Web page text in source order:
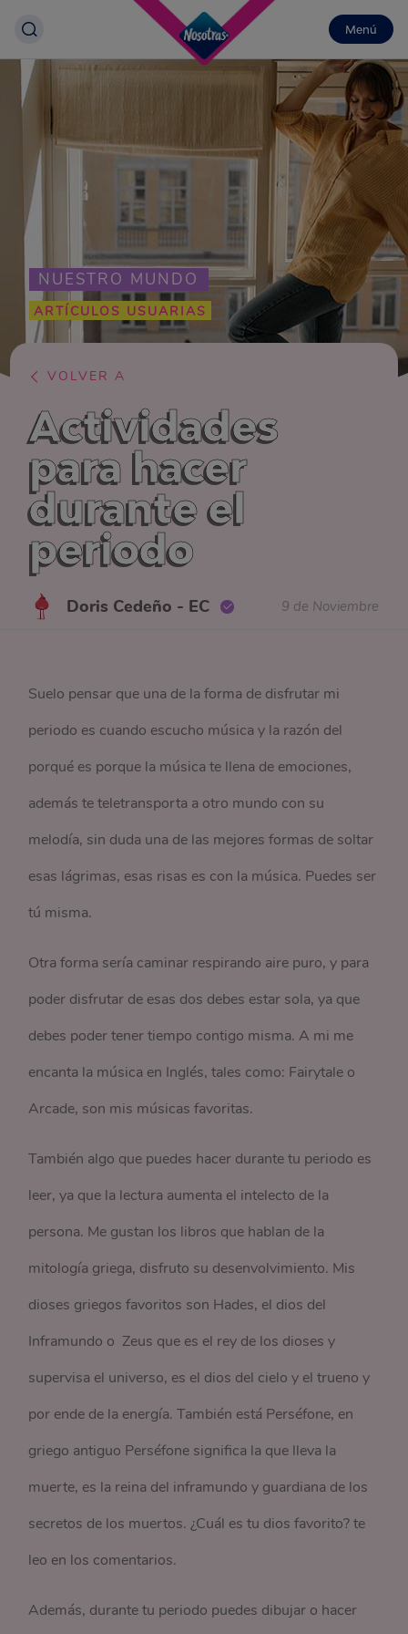
Menú
NUESTRO MUNDO
ARTÍCULOS USUARIAS
VOLVER A
Actividades
para hacer
durante el
periodo
Doris Cedeño - EC 9 de Noviembre
Suelo pensar que una de la forma de disfrutar mi
periodo es cuando escucho música y la razón del
porqué es porque la música te llena de emociones,
además te teletransporta a otro mundo con su
melodía, sin duda una de las mejores formas de soltar
esas lágrimas, esas risas es con la música. Puedes ser
tú misma.
Otra forma sería caminar respirando aire puro, y para
poder disfrutar de esas dos debes estar sola, ya que
debes poder tener tiempo contigo misma. A mi me
encanta la música en Inglés, tales como: Fairytale o
Arcade, son mis músicas favoritas.
También algo que puedes hacer durante tu periodo es
leer, ya que la lectura aumenta el intelecto de la
persona. Me gustan los libros que hablan de la
mitología griega, disfruto su desenvolvimiento. Mis
dioses griegos favoritos son Hades, el dios del
Inframundo o Zeus que es el rey de los dioses y
supervisa el universo, es el dios del cielo y el trueno y
por ende de la energía. También está Perséfone, en
griego antiguo Perséfone significa la que lleva la
muerte, es la reina del inframundo y guardiana de los
secretos de los muertos. ¿Cuál es tu dios favorito? te
leo en los comentarios.
Además, durante tu periodo puedes dibujar o hacer